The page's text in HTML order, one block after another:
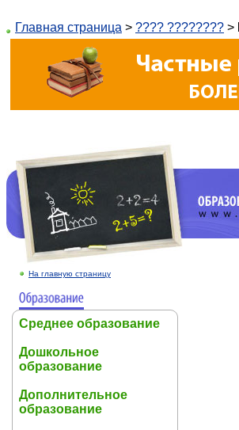
Главная страница > ???? ???????? >
На главную страницу
Среднее образование
Дошкольное
образование
Дополнительное
образование